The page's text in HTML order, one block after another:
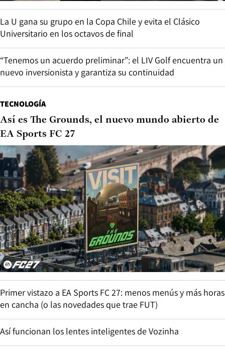
La U gana su grupo en la Copa Chile y evita el Clásico
Universitario en los octavos de final
“Tenemos un acuerdo preliminar”: el LIV Golf encuentra un
nuevo inversionista y garantiza su continuidad
TECNOLOGÍA
Así es The Grounds, el nuevo mundo abierto de
EA Sports FC 27
Primer vistazo a EA Sports FC 27: menos menús y más horas
en cancha (o las novedades que trae FUT)
Así funcionan los lentes inteligentes de Vozinha